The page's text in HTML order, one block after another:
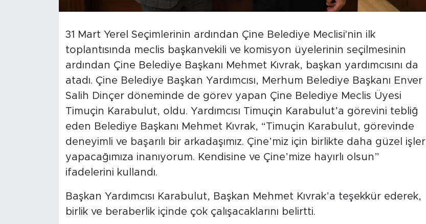
31 Mart Yerel Seçimlerinin ardından Çine Belediye Meclisi'nin ilk
toplantısında meclis başkanvekili ve komisyon üyelerinin seçilmesinin
ardından Çine Belediye Başkanı Mehmet Kıvrak, başkan yardımcısını da
atadı. Çine Belediye Başkan Yardımcısı, Merhum Belediye Başkanı Enver
Salih Dinçer döneminde de görev yapan Çine Belediye Meclis Üyesi
Timuçin Karabulut, oldu. Yardımcısı Timuçin Karabulut’a görevini tebliğ
eden Belediye Başkanı Mehmet Kıvrak, “Timuçin Karabulut, görevinde
deneyimli ve başarılı bir arkadaşımız. Çine’miz için birlikte daha güzel işler
yapacağımıza inanıyorum. Kendisine ve Çine’mize hayırlı olsun”
ifadelerini kullandı.
Başkan Yardımcısı Karabulut, Başkan Mehmet Kıvrak’a teşekkür ederek,
birlik ve beraberlik içinde çok çalışacaklarını belirtti.